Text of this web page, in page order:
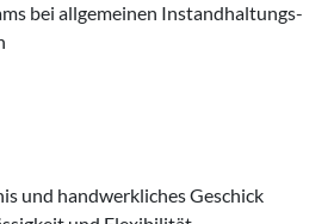
bei allgemeinen Instandhaltungs-
und handwerkliches Geschick